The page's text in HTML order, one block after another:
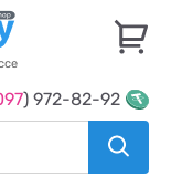
) 972-82-92